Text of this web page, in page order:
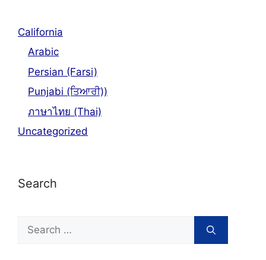
California
Arabic
Persian (Farsi)
Punjabi (ਤਿਆਰੀ))
ภาษาไทย (Thai)
Uncategorized
Search
Search
for: